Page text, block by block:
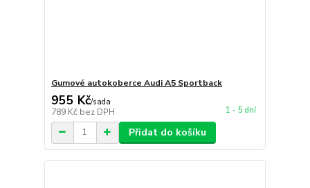
Gumové autokoberce Audi A5 Sportback
955 Kč/sada
789 Kč bez DPH 1 - 5 dní
Přidat do košíku